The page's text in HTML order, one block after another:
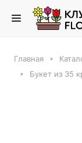
Главная
Букет из 35